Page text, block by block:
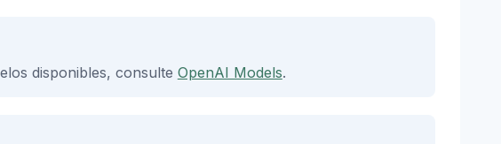
disponibles, consulte OpenAI Models.